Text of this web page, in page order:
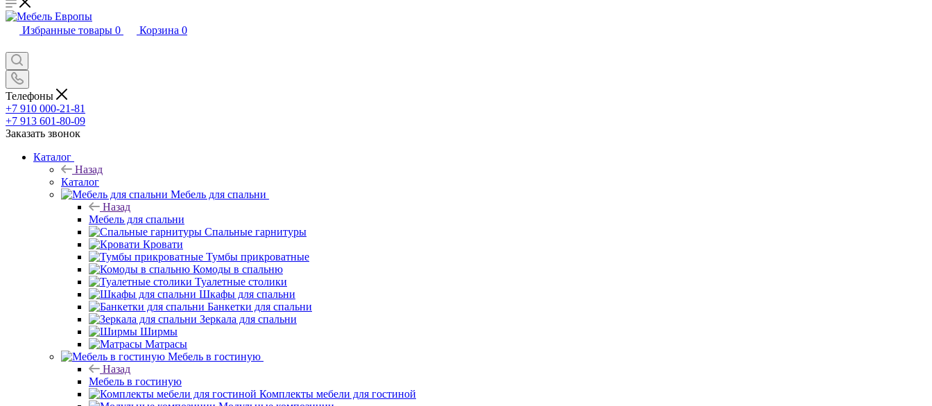
Избранные товары 0 Корзина 0
Телефоны
+7 910 000-21-81
+7 913 601-80-09
Заказать звонок
Каталог
Назад
Каталог
Мебель для спальни
Назад
Мебель для спальни
Спальные гарнитуры
Кровати
Тумбы прикроватные
Комоды в спальню
Туалетные столики
Шкафы для спальни
Банкетки для спальни
Зеркала для спальни
Ширмы
Матрасы
Мебель в гостиную
Назад
Мебель в гостиную
Комплекты мебели для гостиной